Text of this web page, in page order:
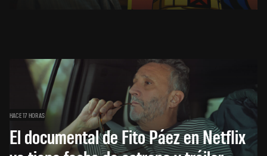
HACE 17 HORAS
El documental de Fito Páez en Netflix